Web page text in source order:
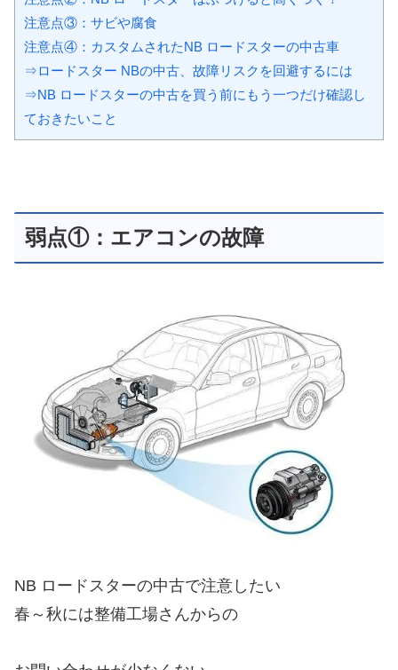
注意点③：サビや腐食
注意点④：カスタムされたNB ロードスターの中古車
⇒ロードスター NBの中古、故障リスクを回避するには
⇒NB ロードスターの中古を買う前にもう一つだけ確認し
ておきたいこと
弱点①：エアコンの故障
NB ロードスターの中古で注意したい
春～秋には整備工場さんからの